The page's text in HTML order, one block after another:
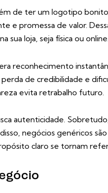
de ter um logotipo
e promessa de valor.
sua loja, seja física ou online.
reconhecimento
de credibilidade e
evita retrabalho futuro.
autenticidade.
negócios genéricos
claro se tornam